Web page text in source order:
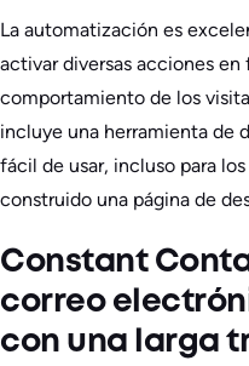
La automatización es
activar diversas acciones
comportamiento de los
incluye una herramienta de
fácil de usar, incluso para
construido una página de
Constant
correo
con una larga